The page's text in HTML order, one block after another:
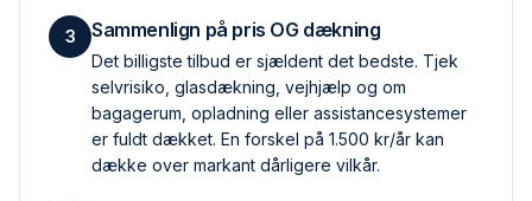
3 Sammenlign på pris OG dækning
Det billigste tilbud er sjældent det bedste. Tjek
selvrisiko, glas­dækning, vejhjælp og om
bagagerum, opladning eller assistance­systemer
er fuldt dækket. En forskel på 1.500 kr/år kan
dække over markant dårligere vilkår.